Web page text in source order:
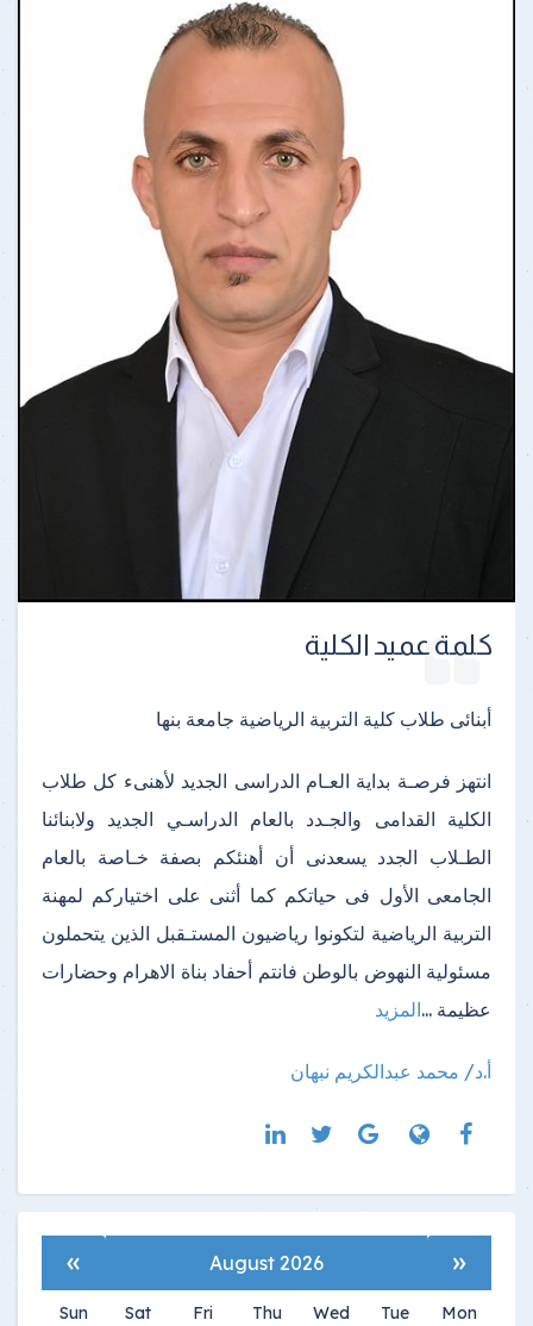
كلمة عميد الكلية
أبنائى طلاب كلية التربية الرياضية جامعة بنها
انتهز فرصـة بداية العـام الدراسى الجديد لأهنىء كل طلاب
الكلية القدامى والجـدد بالعام الدراسـي الجديد ولابنائنا
الطـلاب الجدد يسعدنى أن أهنئكم بصفة خـاصة بالعام
الجامعى الأول فى حياتكم كما أثنى على اختياركم لمهنة
التربية الرياضية لتكونوا رياضيون المستـقبل الذين يتحملون
مسئولية النهوض بالوطن فانتم أحفاد بناة الاهرام وحضارات
عظيمة ...المزيد
أ.د/ محمد عبدالكريم نبهان
«
August 2026
»
Mon
Tue
Wed
Thu
Fri
Sat
Sun